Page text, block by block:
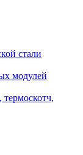
стали
модулей